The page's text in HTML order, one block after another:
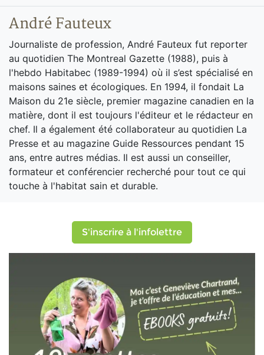
André Fauteux
Journaliste de profession, André Fauteux fut reporter
au quotidien The Montreal Gazette (1988), puis à
l'hebdo Habitabec (1989-1994) où il s’est spécialisé en
maisons saines et écologiques. En 1994, il fondait La
Maison du 21e siècle, premier magazine canadien en la
matière, dont il est toujours l'éditeur et le rédacteur en
chef. Il a également été collaborateur au quotidien La
Presse et au magazine Guide Ressources pendant 15
ans, entre autres médias. Il est aussi un conseiller,
formateur et conférencier recherché pour tout ce qui
touche à l'habitat sain et durable.
S'inscrire à l'infolettre